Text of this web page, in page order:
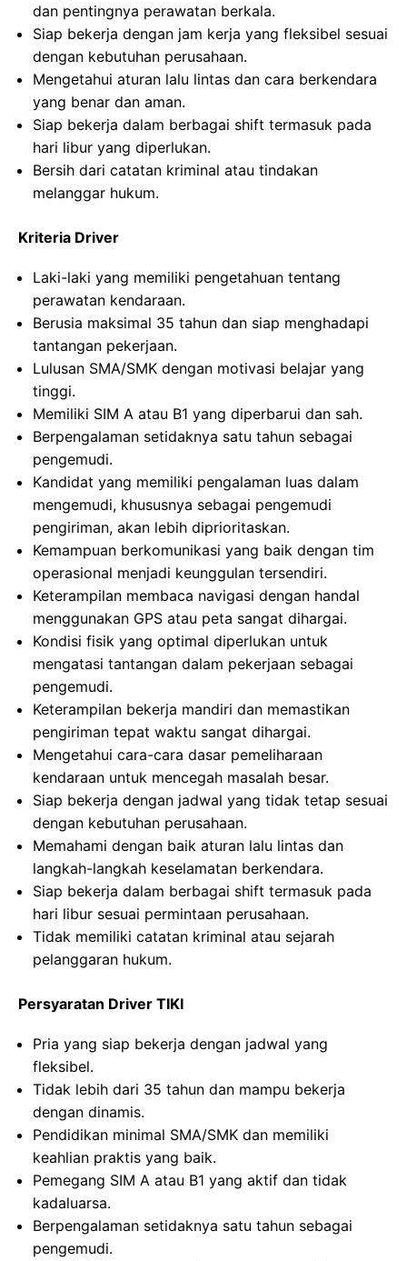
dan pentingnya perawatan berkala.
Siap bekerja dengan jam kerja yang fleksibel sesuai
dengan kebutuhan perusahaan.
Mengetahui aturan lalu lintas dan cara berkendara
yang benar dan aman.
Siap bekerja dalam berbagai shift termasuk pada
hari libur yang diperlukan.
Bersih dari catatan kriminal atau tindakan
melanggar hukum.
Kriteria Driver
Laki-laki yang memiliki pengetahuan tentang
perawatan kendaraan.
Berusia maksimal 35 tahun dan siap menghadapi
tantangan pekerjaan.
Lulusan SMA/SMK dengan motivasi belajar yang
tinggi.
Memiliki SIM A atau B1 yang diperbarui dan sah.
Berpengalaman setidaknya satu tahun sebagai
pengemudi.
Kandidat yang memiliki pengalaman luas dalam
mengemudi, khususnya sebagai pengemudi
pengiriman, akan lebih diprioritaskan.
Kemampuan berkomunikasi yang baik dengan tim
operasional menjadi keunggulan tersendiri.
Keterampilan membaca navigasi dengan handal
menggunakan GPS atau peta sangat dihargai.
Kondisi fisik yang optimal diperlukan untuk
mengatasi tantangan dalam pekerjaan sebagai
pengemudi.
Keterampilan bekerja mandiri dan memastikan
pengiriman tepat waktu sangat dihargai.
Mengetahui cara-cara dasar pemeliharaan
kendaraan untuk mencegah masalah besar.
Siap bekerja dengan jadwal yang tidak tetap sesuai
dengan kebutuhan perusahaan.
Memahami dengan baik aturan lalu lintas dan
langkah-langkah keselamatan berkendara.
Siap bekerja dalam berbagai shift termasuk pada
hari libur sesuai permintaan perusahaan.
Tidak memiliki catatan kriminal atau sejarah
pelanggaran hukum.
Persyaratan Driver TIKI
Pria yang siap bekerja dengan jadwal yang
fleksibel.
Tidak lebih dari 35 tahun dan mampu bekerja
dengan dinamis.
Pendidikan minimal SMA/SMK dan memiliki
keahlian praktis yang baik.
Pemegang SIM A atau B1 yang aktif dan tidak
kadaluarsa.
Berpengalaman setidaknya satu tahun sebagai
pengemudi.